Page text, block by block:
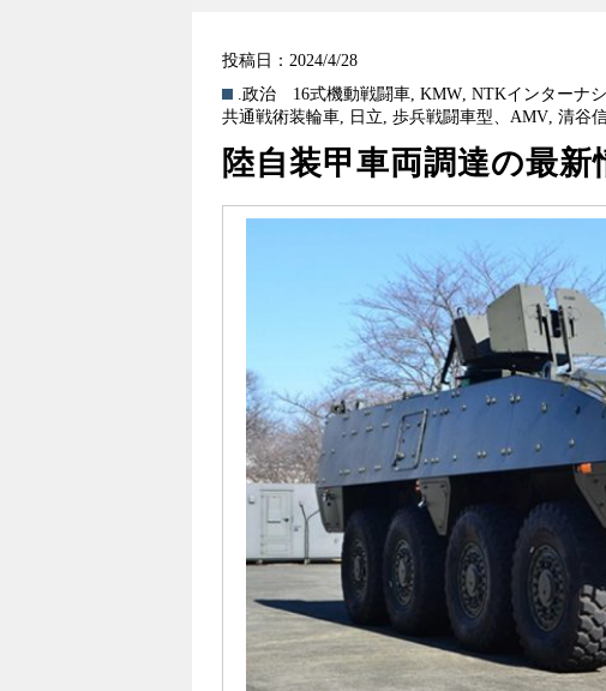
投稿日：2024/4/28
.政治
16式機動戦闘車,KMW,NTKインターナ
共通戦術装輪車, 日立, 歩兵戦闘車型、AMV, 清谷
陸自装甲車両調達の最